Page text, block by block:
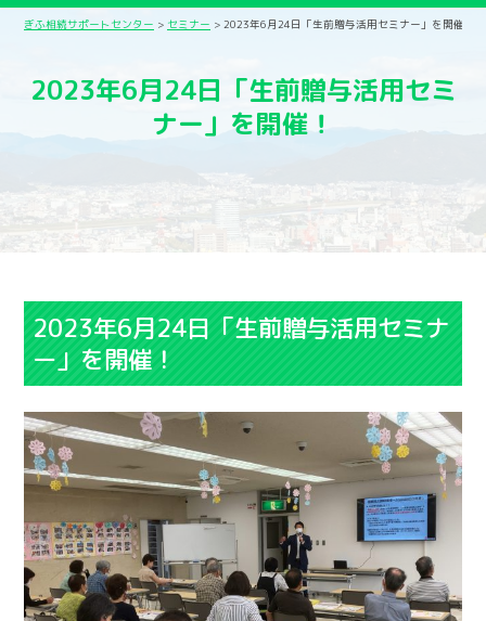
ぎふ相続サポートセンター > セミナー >2023年6月24日「生前贈与活用セミナー」を開催！
2023年6月24日「生前贈与活用セミ
ナー」を開催！
2023年6月24日「生前贈与活用セミナ
ー」を開催！